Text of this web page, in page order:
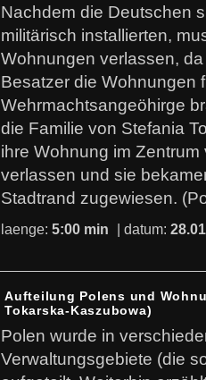
Nachdem die Deutschen
militärisch installierten,
Wohnungen verlassen,
Besatzer die Wohnungen
Wehrmachtsangeöhirge
die Familie von Stefania
ihre Wohnung im
verlassen und sie
Stadtrand zugewiesen.
laenge: 5:00 min | datum:
Aufteilung Polens und
Tokarska-Kaszubowa)
Polen wurde in
Verwaltungsgebiete (die